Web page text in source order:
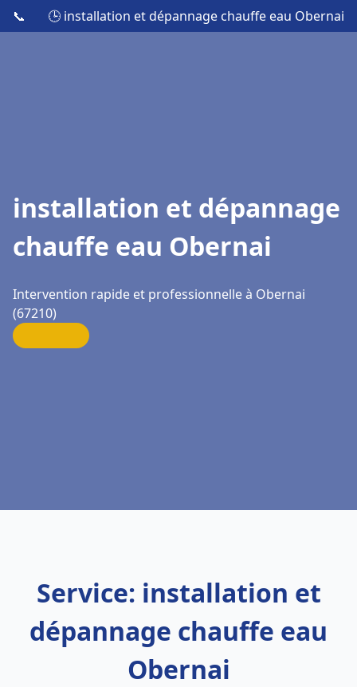
📞 🕒 installation et dépannage chauffe eau Obernai
installation et dépannage
chauffe eau Obernai
Intervention rapide et professionnelle à Obernai
(67210)
Service: installation et
dépannage chauffe eau
Obernai